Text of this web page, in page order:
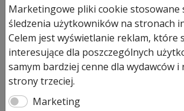
Dodaj do koszyka
Poliestrowa farba
Poliestrowa farba gruntująca to
puszcze o pojemności 1 kg.
Można wybrać z całej gamy kolorów:
Marketingowe pliki cookie stosowane
śledzenia użytkowników na stronach
Celem jest wyświetlanie reklam, które
interesujące dla poszczególnych
samym bardziej cenne dla wydawców
strony trzeciej.
Marketing